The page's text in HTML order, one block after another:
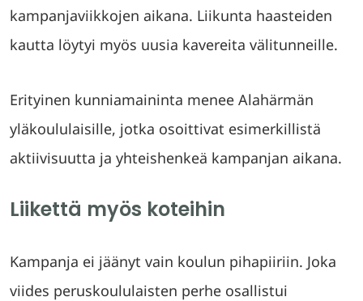
kampanjaviikkojen aikana. Liikunta haasteiden
kautta löytyi myös uusia kavereita välitunneille.
Erityinen kunniamaininta menee Alahärmän
yläkoululaisille, jotka osoittivat esimerkillistä
aktiivisuutta ja yhteishenkeä kampanjan aikana.
Liikettä myös koteihin
Kampanja ei jäänyt vain koulun pihapiiriin. Joka
viides peruskoululaisten perhe osallistui